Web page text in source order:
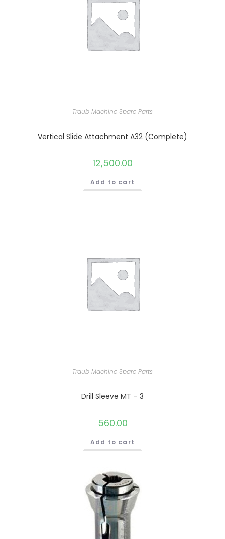
Traub Machine Spare Parts
Vertical Slide Attachment A32 (Complete)
12,500.00
Add to cart
Traub Machine Spare Parts
Drill Sleeve MT – 3
560.00
Add to cart